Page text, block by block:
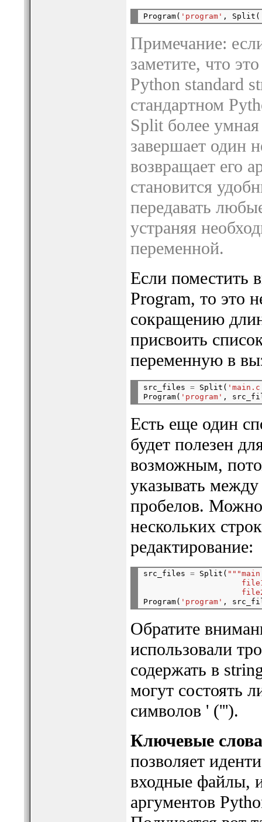
Program( 'program' , Split(
Примечание:
заметите, что
Python standard
стандартном
Split более умная
завершает один
возвращает его
становится
передавать
устраняя
переменной.
Если поместить
Program, то это
сокращению
присвоить
переменную в
src_files = Split(
Program( 'program'
Есть еще один
будет полезен
возможным,
указывать
пробелов. Можно
нескольких
редактирование:
src_files = Split(
Program( 'program'
Обратите
использовали
содержать в
могут состоять
символов ' (''').
Ключевые
позволяет
входные файлы,
аргументов